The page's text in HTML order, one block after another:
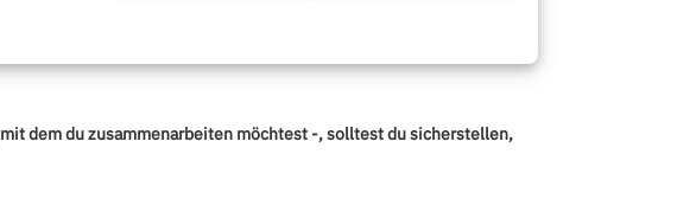
dem du zusammenarbeiten möchtest -, solltest du sicherstellen,